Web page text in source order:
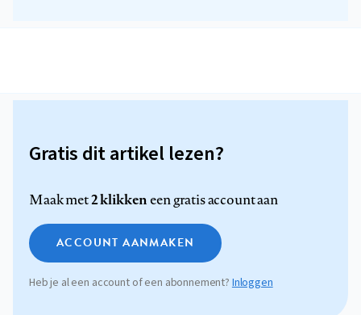
Gratis dit artikel lezen?
Maak met2 klikkeneen gratis account aan
ACCOUNT AANMAKEN
Heb je al een account of een abonnement? Inloggen